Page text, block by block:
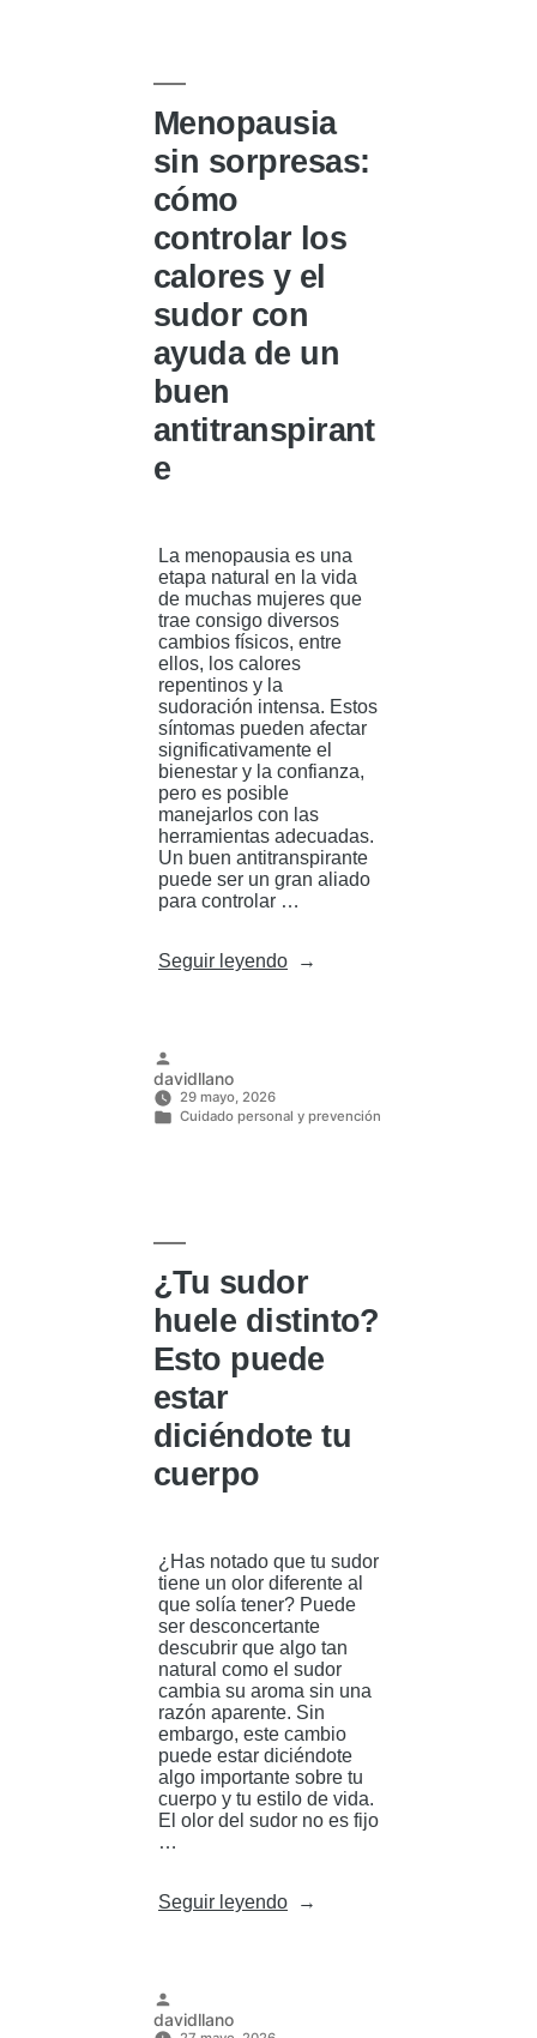
Menopausia
sin sorpresas:
cómo
controlar los
calores y el
sudor con
ayuda de un
buen
antitranspirant
e
La menopausia es una
etapa natural en la vida
de muchas mujeres que
trae consigo diversos
cambios físicos, entre
ellos, los calores
repentinos y la
sudoración intensa. Estos
síntomas pueden afectar
significativamente el
bienestar y la confianza,
pero es posible
manejarlos con las
herramientas adecuadas.
Un buen antitranspirante
puede ser un gran aliado
para controlar …
Seguir leyendo«Menopausia
y
antitranspirante»
Publicado
por
davidllano
29 mayo, 2026
Cuidado personal y prevención
¿Tu sudor
huele distinto?
Esto puede
estar
diciéndote tu
cuerpo
¿Has notado que tu sudor
tiene un olor diferente al
que solía tener? Puede
ser desconcertante
descubrir que algo tan
natural como el sudor
cambia su aroma sin una
razón aparente. Sin
embargo, este cambio
puede estar diciéndote
algo importante sobre tu
cuerpo y tu estilo de vida.
El olor del sudor no es fijo
…
Seguir leyendo«¿Tu
Publicado
davidllano